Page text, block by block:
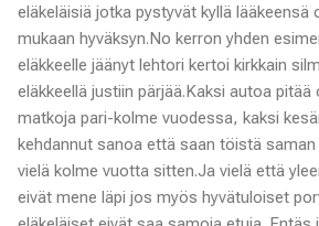
eläkeläisiä jotka pystyvät kyllä lääkeensä
mukaan hyväksyn.No kerron yhden
eläkkeelle jäänyt lehtori kertoi kirkkain
eläkkeellä justiin pärjää.Kaksi autoa pitää
matkoja pari-kolme vuodessa, kaksi
kehdannut sanoa että saan töistä
vielä kolme vuotta sitten.Ja vielä että
eivät mene läpi jos myös hyvätuloiset